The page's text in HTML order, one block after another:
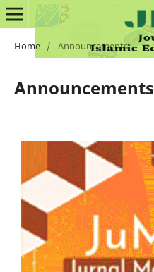
Home / Announcements
Announcements